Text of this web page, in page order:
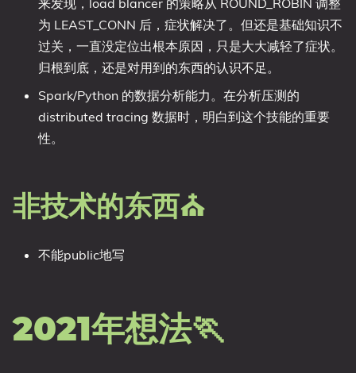
来发现，load blancer 的策略从 ROUND_ROBIN 调整
为 LEAST_CONN 后，症状解决了。但还是基础知识不
过关，一直没定位出根本原因，只是大大减轻了症状。
归根到底，还是对用到的东西的认识不足。
Spark/Python 的数据分析能力。在分析压测的
distributed tracing 数据时，明白到这个技能的重要
性。
非技术的东西⛪
不能public地写
2021年想法🏃